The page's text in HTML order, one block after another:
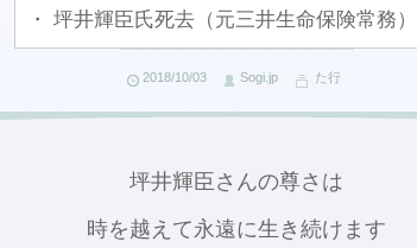
・ 坪井輝臣氏死去（元三井生命保険常務）
2018/10/03 Sogi.jp た行
坪井輝臣さんの尊さは
時を越えて永遠に生き続けます